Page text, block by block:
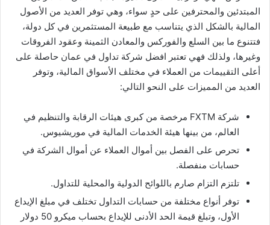
المبتدئين والمحترفين على حدٍ سواء، وهي توفر العديد من الأصول
المالية بالشكل الذي يتناسب مع طبيعة المستثمرين في كل دولة،
فتتنوع ما بين السلع والفوركس والمعادن الثمينة وعقود الفروقات
وغيرها، ولذلك فهي تعتبر افضل شركة تداول في عمان حاصلة على
أعلى التقييمات من العملاء في مختلف الأسواق المالية، وتوفر
العديد من المميزات على النحو التالي:
شركة FXTM مرخصة من كبرى هيئات الرقابة والتنظيم في
العالم، من بينها هيئة الخدمات المالية في موريشيوس.
تحرص على الفصل بين أموال العملاء عن أموال الشركة في
حسابات منفصلة.
تلتزم التزام صارم باللوائح الدولية والمحلية للتداول.
توفر أنواع مختلفة من حسابات التداول تختلف في مبلغ الإيداع
الأول، وتبلغ قيمة الحد الأدنى للإيداع بحساب ميكرو 50 دولار